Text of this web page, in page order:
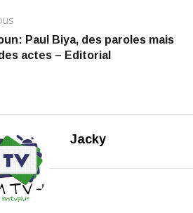
post:Paul Biya, des paroles mais
actes – Editorial
Jacky